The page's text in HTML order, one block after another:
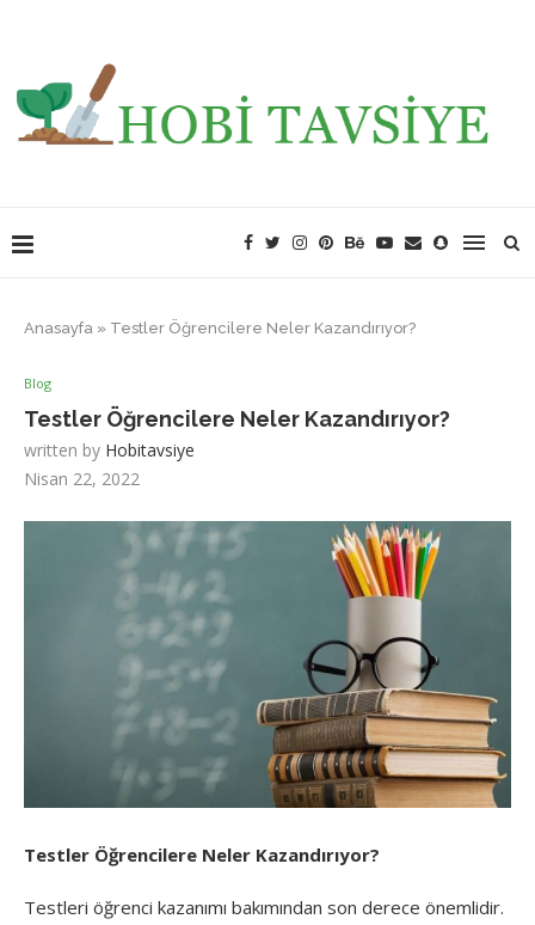
Anasayfa » Testler Öğrencilere Neler Kazandırıyor?
Blog
Testler Öğrencilere Neler Kazandırıyor?
written by Hobitavsiye
Nisan 22, 2022
Testler Öğrencilere Neler Kazandırıyor?
Testleri öğrenci kazanımı bakımından son derece önemlidir.